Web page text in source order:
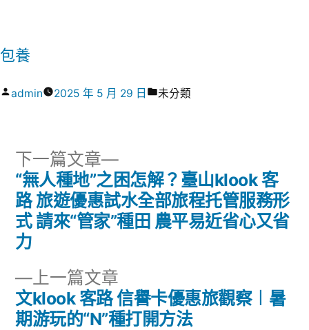
包養
作
admin 2025 年 5 月 29 日
分
未分類
文
章
導
覽 上一篇文章
一
篇
文klook 客路 信譽卡優惠旅觀察︱暑
期游玩的“N”種打開方法
下一篇文章
下
一
篇
文
“無人種地”之困怎解？臺山klook 客
路 旅遊優惠試水全部旅程托管服務形
式 請來“管家”種田 農平易近省心又省
力